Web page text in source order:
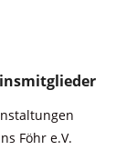
Föhr e.V.